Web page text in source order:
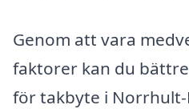
Genom att vara
faktorer kan du
för takbyte i